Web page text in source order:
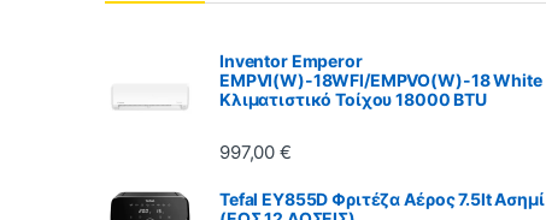
Inventor Emperor
EMPVI(W)-18WFI/EMPVO(W)-18 White
Κλιματιστικό Τοίχου 18000 BTU
997,00€
Tefal EY855D Φριτέζα Αέρος 7.5lt Ασημί